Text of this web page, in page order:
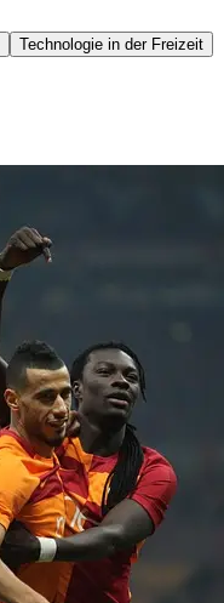
Technologie in der Freizeit